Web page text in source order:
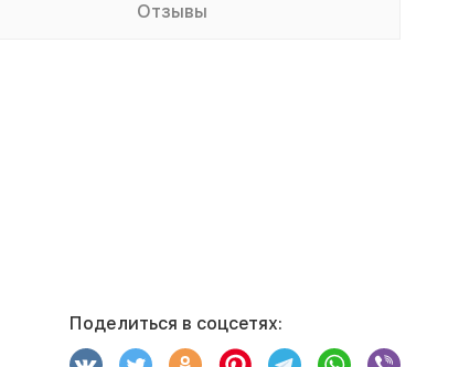
Отзывы
Поделиться в соцсетях: